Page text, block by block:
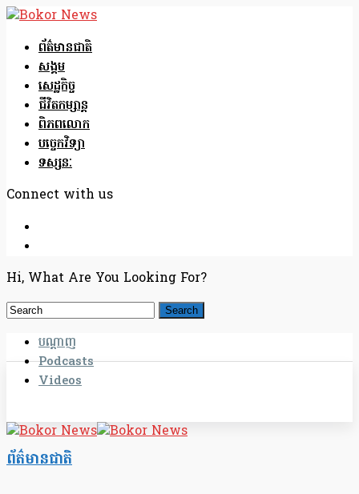
ព័ត៌មានជាតិ
សង្គម
សេដ្ឋកិច្ច
ជីវិតកម្សាន្ត
ពិភពលោក
បច្ចេកវិទ្យា
ទស្សនៈ
Connect with us
Hi, What Are You Looking For?
បណ្តាញ
Podcasts
Videos
ព័ត៌មានជាតិ